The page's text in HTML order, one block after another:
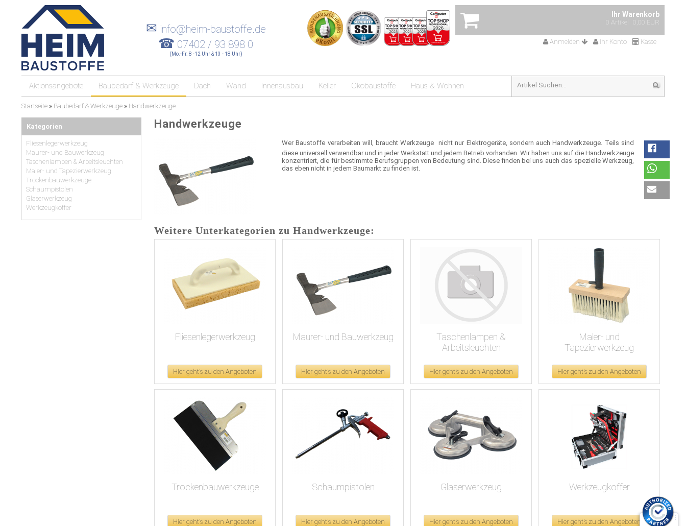
Ihr Warenkorb
0 Artikel 0,00 EUR
Anmelden Ihr Konto Kasse
✉ info@heim-baustoffe.de
☎ 07402 / 93 898 0
(Mo.-Fr. 8 -12 Uhr & 13 - 18 Uhr)
Aktionsangebote Baubedarf & Werkzeuge Dach Wand Innenausbau Keller Ökobaustoffe Haus & Wohnen
Startseite » Baubedarf & Werkzeuge » Handwerkzeuge
Handwerkzeuge
Wer Baustoffe verarbeiten will, braucht Werkzeuge  nicht nur Elektrogeräte, sondern auch Handwerkzeuge. Teils sind
diese universell verwendbar und in jeder Werkstatt und jedem Betrieb vorhanden. Wir haben uns auf die Handwerkzeuge
konzentriert, die für bestimmte Berufsgruppen von Bedeutung sind. Diese finden bei uns auch das spezielle Werkzeug,
das eben nicht in jedem Baumarkt zu finden ist.
Weitere Unterkategorien zu Handwerkzeuge:
Fliesenlegerwerkzeug
Hier geht's zu den Angeboten
Maurer- und Bauwerkzeug
Hier geht's zu den Angeboten
Taschenlampen &
Arbeitsleuchten
Hier geht's zu den Angeboten
Maler- und
Tapezierwerkzeug
Hier geht's zu den Angeboten
Trockenbauwerkzeuge
Hier geht's zu den Angeboten
Schaumpistolen
Hier geht's zu den Angeboten
Glaserwerkzeug
Hier geht's zu den Angeboten
Werkzeugkoffer
Hier geht's zu den Angeboten
Kategorien
Fliesenlegerwerkzeug
Maurer- und Bauwerkzeug
Taschenlampen & Arbeitsleuchten
Maler- und Tapezierwerkzeug
Trockenbauwerkzeuge
Schaumpistolen
Glaserwerkzeug
Werkzeugkoffer